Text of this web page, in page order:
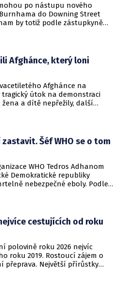
po nástupu nového
do Downing Street
by totiž podle zástupkyně
Afghánce, který loni
Afghánce na
útok na demonstraci
a dítě nepřežily, další
Šéf WHO se o tom
WHO Tedros Adhanom
Demokratické republiky
nebezpečné eboly. Podle
cestujících od roku
polovině roku 2026 nejvíc
roku 2019. Rostoucí zájem o
Největší přírůstky